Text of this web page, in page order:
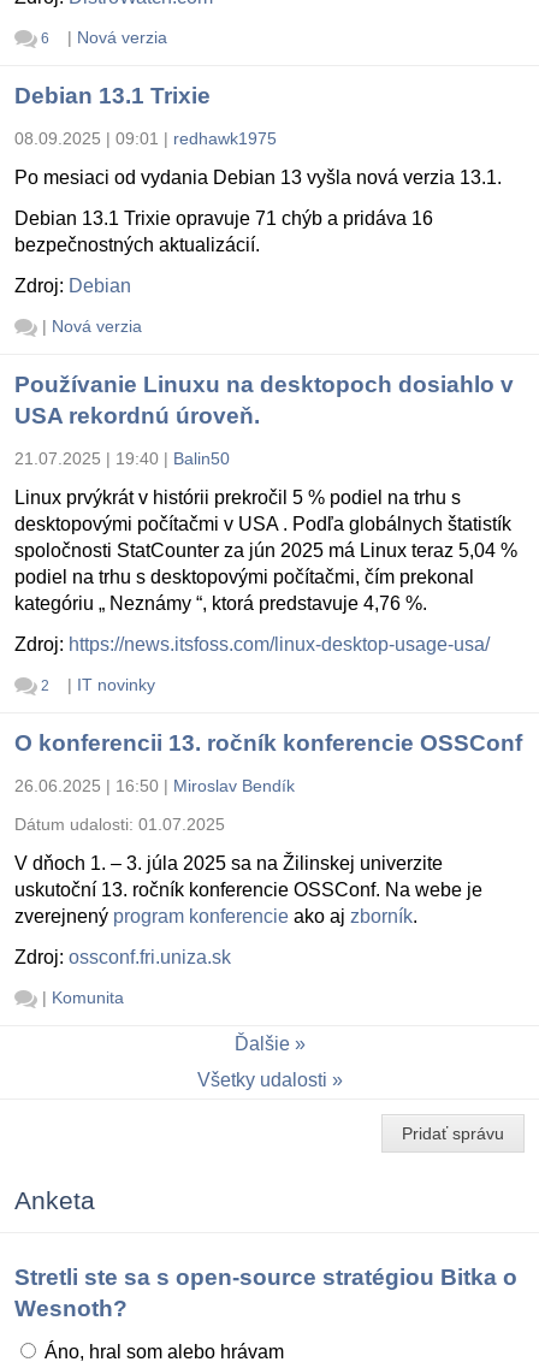
6 | Nová verzia
Debian 13.1 Trixie
08.09.2025 | 09:01 | redhawk1975
Po mesiaci od vydania Debian 13 vyšla nová verzia 13.1.
Debian 13.1 Trixie opravuje 71 chýb a pridáva 16
bezpečnostných aktualizácií.
Zdroj: Debian
| Nová verzia
Používanie Linuxu na desktopoch dosiahlo v
USA rekordnú úroveň.
21.07.2025 | 19:40 | Balin50
Linux prvýkrát v histórii prekročil 5 % podiel na trhu s
desktopovými počítačmi v USA . Podľa globálnych štatistík
spoločnosti StatCounter za jún 2025 má Linux teraz 5,04 %
podiel na trhu s desktopovými počítačmi, čím prekonal
kategóriu „ Neznámy “, ktorá predstavuje 4,76 %.
Zdroj: https://news.itsfoss.com/linux-desktop-usage-usa/
2 | IT novinky
O konferencii 13. ročník konferencie OSSConf
26.06.2025 | 16:50 | Miroslav Bendík
Dátum udalosti: 01.07.2025
V dňoch 1. – 3. júla 2025 sa na Žilinskej univerzite
uskutoční 13. ročník konferencie OSSConf. Na webe je
zverejnený program konferencie ako aj zborník.
Zdroj: ossconf.fri.uniza.sk
| Komunita
Ďalšie
Všetky udalosti
Pridať správu
Anketa
Stretli ste sa s open-source stratégiou Bitka o
Wesnoth?
Áno, hral som alebo hrávam